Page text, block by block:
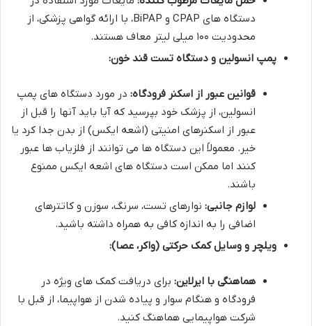
دستگاه های CPAP و BiPAP، با ارائه گواهی پزشکی، از
محدودیت ۱۰۰ میلی لیتر معاف هستند.
پمپ انسولین و دستگاه تست قند خون:
قوانین عبور از اسکنر فرودگاه: در مورد دستگاه های پمپ
انسولین، از پزشک خود بپرسید که آیا باید آنها را قبل از
عبور از اسکنرهای امنیتی (اشعه ایکس) از بدن جدا کرد یا
خیر. معمولاً این دستگاه ها می توانند از فلزیاب ها عبور
کنند اما ممکن است دستگاه های اشعه ایکس ممنوع
باشند.
لوازم جانبی: نوارهای تست، سرنگ، سوزن و کاتترهای
اضافی را به اندازه کافی به همراه داشته باشید.
ویلچر و وسایل کمک حرکتی (واکر، عصا):
هماهنگی با ایرلاین: برای دریافت کمک های ویژه در
فرودگاه و هنگام سوار و پیاده شدن از هواپیما، از قبل با
شرکت هواپیمایی هماهنگ کنید.